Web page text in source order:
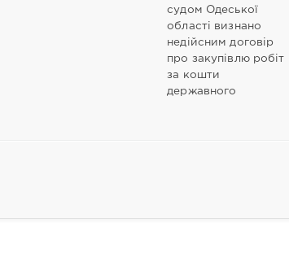
судом Одеської
області визнано
недійсним договір
про закупівлю робіт
за кошти
державного